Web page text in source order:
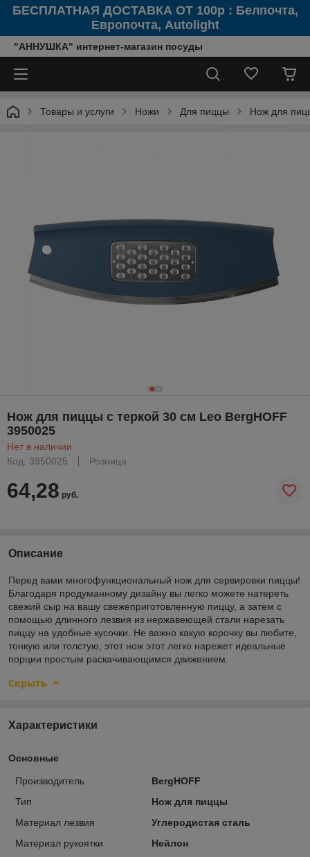
БЕСПЛАТНАЯ ДОСТАВКА ОТ 100р : Белпочта,
Европочта, Autolight
"АННУШКА" интернет-магазин посуды
Товары и услуги Ножи Для пиццы Нож для
Нож для пиццы с теркой 30 см Leo BergHOFF
3950025
Нет в наличии
Код: 3950025
Розница
64,28 руб.
Описание
Перед вами многофункциональный нож для сервировки пиццы!
Благодаря продуманному дизайну вы легко можете натереть
свежий сыр на вашу свежеприготовленную пиццу, а затем с
помощью длинного лезвия из нержавеющей стали нарезать
пиццу на удобные кусочки. Не важно какую корочку вы любите,
тонкую или толстую, этот нож этот легко нарежет идеальные
порции простым раскачивающимся движением.
Скрыть
Характеристики
Основные
Производитель
BergHOFF
Тип
Нож для пиццы
Материал лезвия
Углеродистая сталь
Материал рукоятки
Нейлон